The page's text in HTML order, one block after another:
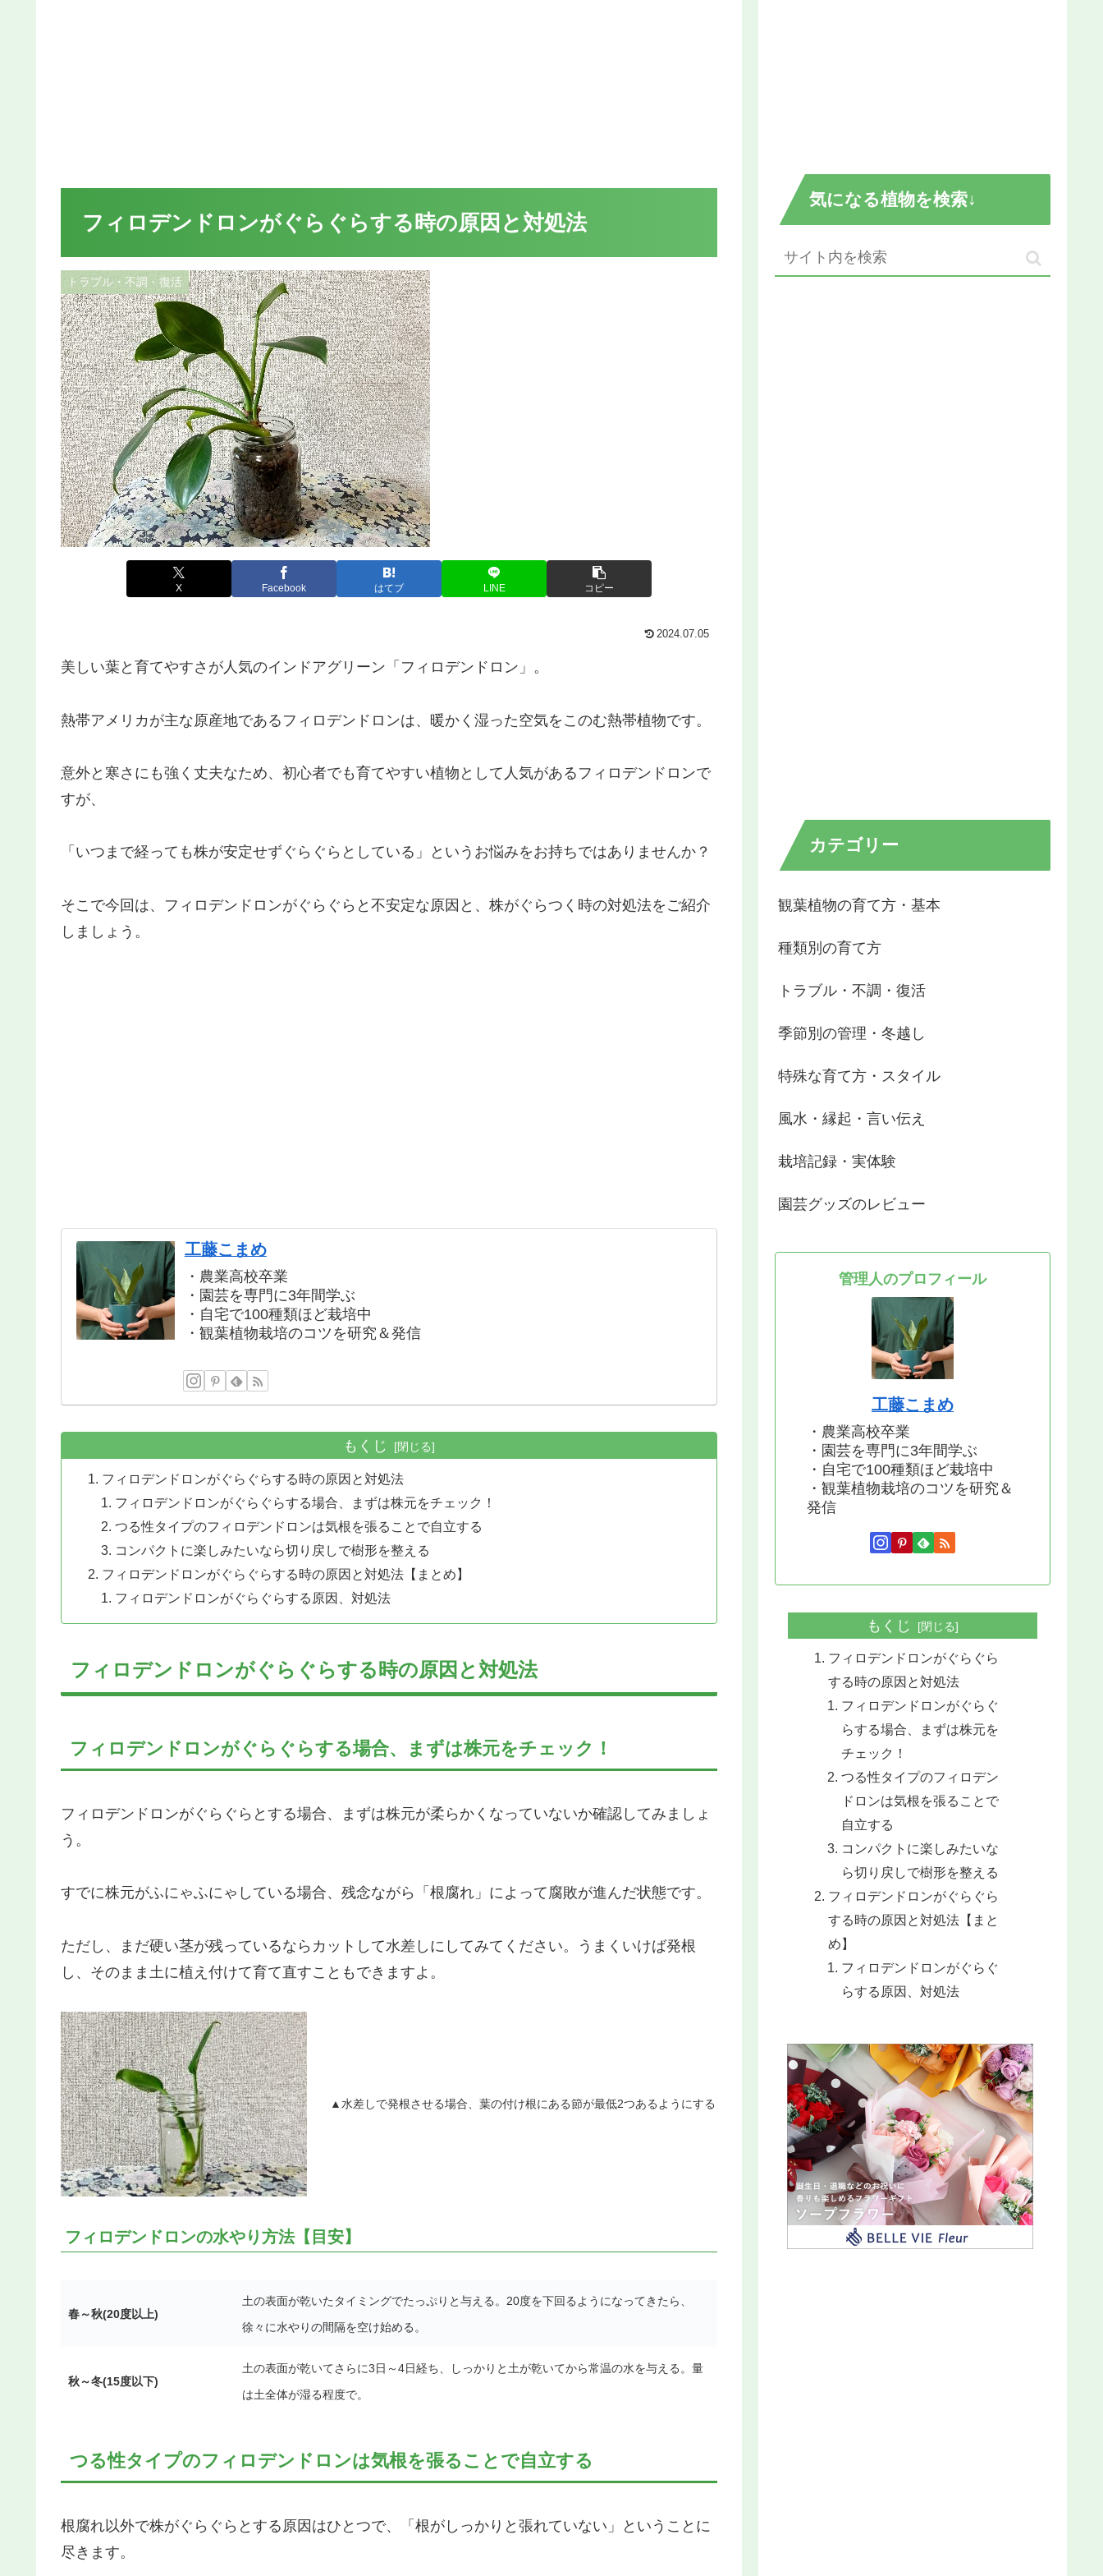
フィロデンドロンがぐらぐらする時の原因と対処法
トラブル・不調・復活
X Facebook はてブ LINE コピー
2024.07.05
美しい葉と育てやすさが人気のインドアグリーン「フィロデンドロン」。
熱帯アメリカが主な原産地であるフィロデンドロンは、暖かく湿った空気をこのむ熱帯植物です。
意外と寒さにも強く丈夫なため、初心者でも育てやすい植物として人気があるフィロデンドロンで
すが、
「いつまで経っても株が安定せずぐらぐらとしている」というお悩みをお持ちではありませんか？
そこで今回は、フィロデンドロンがぐらぐらと不安定な原因と、株がぐらつく時の対処法をご紹介
しましょう。
工藤こまめ
・農業高校卒業
・園芸を専門に3年間学ぶ
・自宅で100種類ほど栽培中
・観葉植物栽培のコツを研究＆発信
もくじ
フィロデンドロンがぐらぐらする時の原因と対処法
フィロデンドロンがぐらぐらする場合、まずは株元をチェック！
つる性タイプのフィロデンドロンは気根を張ることで自立する
コンパクトに楽しみたいなら切り戻しで樹形を整える
フィロデンドロンがぐらぐらする時の原因と対処法【まとめ】
フィロデンドロンがぐらぐらする原因、対処法
フィロデンドロンがぐらぐらする時の原因と対処法
フィロデンドロンがぐらぐらする場合、まずは株元をチェック！
フィロデンドロンがぐらぐらとする場合、まずは株元が柔らかくなっていないか確認してみましょ
う。
すでに株元がふにゃふにゃしている場合、残念ながら「根腐れ」によって腐敗が進んだ状態です。
ただし、まだ硬い茎が残っているならカットして水差しにしてみてください。うまくいけば発根
し、そのまま土に植え付けて育て直すこともできますよ。
▲水差しで発根させる場合、葉の付け根にある節が最低2つあるようにする
フィロデンドロンの水やり方法【目安】
春～秋(20度以上)
土の表面が乾いたタイミングでたっぷりと与える。20度を下回るようになってきたら、
徐々に水やりの間隔を空け始める。
秋～冬(15度以下)
土の表面が乾いてさらに3日～4日経ち、しっかりと土が乾いてから常温の水を与える。量
は土全体が湿る程度で。
つる性タイプのフィロデンドロンは気根を張ることで自立する
根腐れ以外で株がぐらぐらとする原因はひとつで、「根がしっかりと張れていない」ということに
尽きます。
気になる植物を検索↓
カテゴリー
観葉植物の育て方・基本
種類別の育て方
トラブル・不調・復活
季節別の管理・冬越し
特殊な育て方・スタイル
風水・縁起・言い伝え
栽培記録・実体験
園芸グッズのレビュー
管理人のプロフィール
工藤こまめ
・農業高校卒業
・園芸を専門に3年間学ぶ
・自宅で100種類ほど栽培中
・観葉植物栽培のコツを研究＆
発信
もくじ
フィロデンドロンがぐらぐら
する時の原因と対処法
フィロデンドロンがぐらぐ
らする場合、まずは株元を
チェック！
つる性タイプのフィロデン
ドロンは気根を張ることで
自立する
コンパクトに楽しみたいな
ら切り戻しで樹形を整える
フィロデンドロンがぐらぐら
する時の原因と対処法【まと
め】
フィロデンドロンがぐらぐ
らする原因、対処法